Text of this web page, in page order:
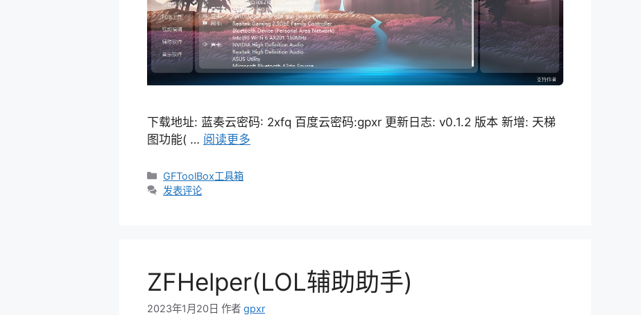
下载地址: 蓝奏云密码: 2xfq 百度云密码:gpxr 更新日志: v0.1.2 版本 新增: 天梯
图功能( … 阅读更多
分
类
GFToolBox工具箱
发表评论
ZFHelper(LOL辅助助手)
2023年1月20日 作者 gpxr